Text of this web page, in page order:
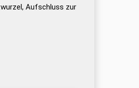
Aufschluss zur